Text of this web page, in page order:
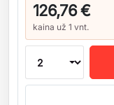
126,76 €
kaina už 1 vnt.